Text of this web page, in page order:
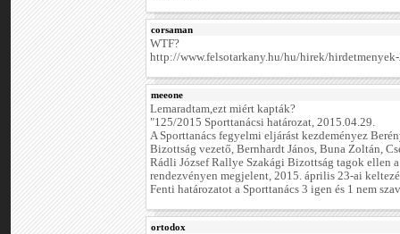
corsaman
WTF?
http://www.felsotarkany.hu/hu/hirek/
meeone
Lemaradtam,ezt miért kapták?
"125/2015 Sporttanácsi határozat, 2015.04.29.
A Sporttanács fegyelmi eljárást kezdeményez
Bizottság vezető, Bernhardt János, Buna Zoltán,
Rádli József Rallye Szakági Bizottság tagok ellen
rendezvényen megjelent, 2015. április 23-ai
Fenti határozatot a Sporttanács 3 igen és 1 nem
ortodox